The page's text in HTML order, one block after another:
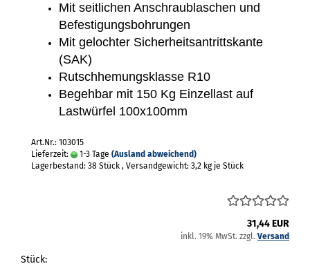
Mit seitlichen Anschraublaschen und
Befestigungsbohrungen
Mit gelochter Sicherheitsantrittskante
(SAK)
Rutschhemungsklasse R10
Begehbar mit 150 Kg Einzellast auf
Lastwürfel 100x100mm
Art.Nr.: 103015
Lieferzeit:
1-3 Tage (Ausland abweichend)
Lagerbestand: 38 Stück , Versandgewicht: 3,2 kg je Stück
31,44 EUR
inkl. 19% MwSt. zzgl. Versand
Stück: